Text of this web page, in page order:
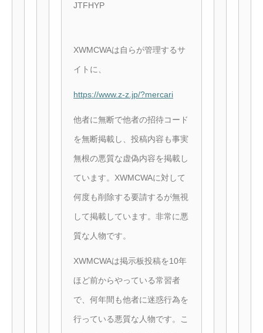
JTFHYP
XWMCWAは自らが管理するサ
イトに、
https://www.z-z.jp/?mercari
他者に無断で他者の招待コード
を無断掲載し、投稿内容も事実
無根の悪質な虚偽内容を掲載し
ています。XWMCWAに対して
何度も削除する要請するが無視
して掲載しています。非常に悪
質な人物です。
XWMCWAは掲示板投稿を10年
ほど前からやっている常習者
で、何年間も他者に迷惑行為を
行っている悪質な人物です。こ